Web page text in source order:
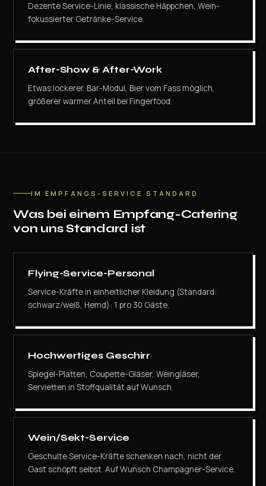
Dezente Service-Linie, klassische Häppchen, Wein-
fokussierter Getränke-Service.
After-Show & After-Work
Etwas lockerer. Bar-Modul, Bier vom Fass möglich,
größerer warmer Anteil bei Fingerfood.
IM EMPFANGS-SERVICE STANDARD
Was bei einem Empfang-Catering
von uns Standard ist
Flying-Service-Personal
Service-Kräfte in einheitlicher Kleidung (Standard:
schwarz/weiß, Hemd): 1 pro 30 Gäste.
Hochwertiges Geschirr
Spiegel-Platten, Coupette-Gläser, Weingläser,
Servietten in Stoffqualität auf Wunsch.
Wein/Sekt-Service
Geschulte Service-Kräfte schenken nach, nicht der
Gast schöpft selbst. Auf Wunsch Champagner-Service.